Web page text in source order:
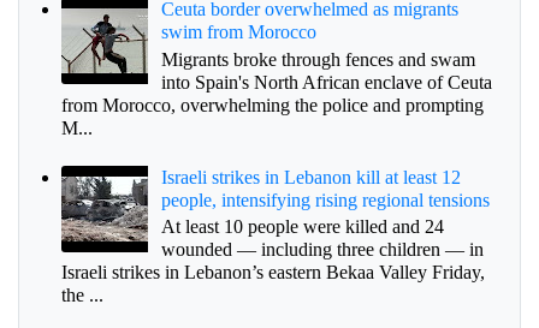
Ceuta border overwhelmed as migrants
swim from Morocco
Migrants broke through fences and swam
into Spain's North African enclave of Ceuta
from Morocco, overwhelming the police and prompting
M...
Israeli strikes in Lebanon kill at least 12
people, intensifying rising regional tensions
At least 10 people were killed and 24
wounded — including three children — in
Israeli strikes in Lebanon’s eastern Bekaa Valley Friday,
the ...